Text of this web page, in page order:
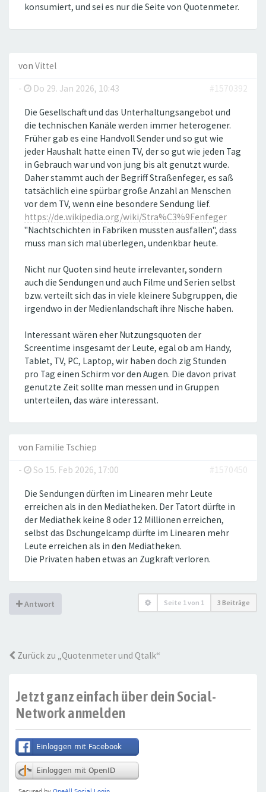
konsumiert, und sei es nur die Seite von Quotenmeter.
von Vittel
-
Do 29. Jan 2026, 10:43 #1570392
Die Gesellschaft und das Unterhaltungsangebot und
die technischen Kanäle werden immer heterogener.
Früher gab es eine Handvoll Sender und so gut wie
jeder Haushalt hatte einen TV, der so gut wie jeden Tag
in Gebrauch war und von jung bis alt genutzt wurde.
Daher stammt auch der Begriff Straßenfeger, es saß
tatsächlich eine spürbar große Anzahl an Menschen
vor dem TV, wenn eine besondere Sendung lief.
https://de.wikipedia.org/wiki/Stra%C3%9Fenfeger
"Nachtschichten in Fabriken mussten ausfallen", dass
muss man sich mal überlegen, undenkbar heute.
Nicht nur Quoten sind heute irrelevanter, sondern
auch die Sendungen und auch Filme und Serien selbst
bzw. verteilt sich das in viele kleinere Subgruppen, die
irgendwo in der Medienlandschaft ihre Nische haben.
Interessant wären eher Nutzungsquoten der
Screentime insgesamt der Leute, egal ob am Handy,
Tablet, TV, PC, Laptop, wir haben doch zig Stunden
pro Tag einen Schirm vor den Augen. Die davon privat
genutzte Zeit sollte man messen und in Gruppen
unterteilen, das wäre interessant.
von Familie Tschiep
-
So 15. Feb 2026, 17:00 #1570450
Die Sendungen dürften im Linearen mehr Leute
erreichen als in den Mediatheken. Der Tatort dürfte in
der Mediathek keine 8 oder 12 Millionen erreichen,
selbst das Dschungelcamp dürfte im Linearen mehr
Leute erreichen als in den Mediatheken.
Die Privaten haben etwas an Zugkraft verloren.
Antwort Seite 1von 1 3 Beiträge
Zurück zu „Quotenmeter und Qtalk“
Jetzt ganz einfach über dein Social-
Network anmelden